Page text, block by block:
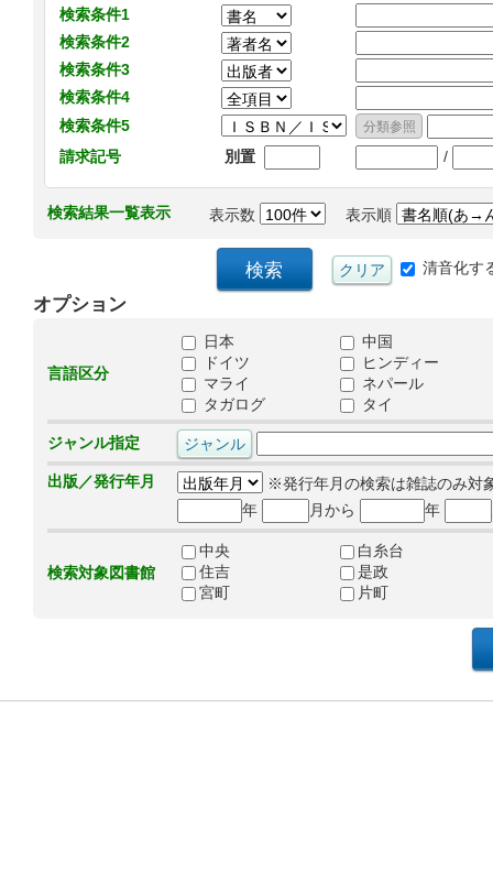
検索条件1
検索条件2
検索条件3
検索条件4
検索条件5
請求記号
別置 /
検索結果一覧表示 表示数 表示順
清音化す
オプション
言語区分
日本
中国
ドイツ
ヒンディー
マライ
ネパール
タガログ
タイ
ジャンル指定
出版／発行年月
※発行年月の検索は雑誌のみ対
年
月から 年
検索対象図書館
中央
白糸台
住吉
是政
宮町
片町